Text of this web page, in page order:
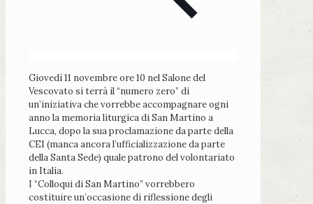
Giovedì 11 novembre ore 10 nel Salone del
Vescovato si terrà il “numero zero” di
un’iniziativa che vorrebbe accompagnare ogni
anno la memoria liturgica di San Martino a
Lucca, dopo la sua proclamazione da parte della
CEI (manca ancora l’ufficializzazione da parte
della Santa Sede) quale patrono del volontariato
in Italia.
I “Colloqui di San Martino” vorrebbero
costituire un’occasione di riflessione degli